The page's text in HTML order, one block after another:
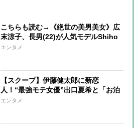
こちらも読む→《絶世の美男美女》広
末涼子、長男(22)が人気モデルShiho
と熱愛「交際は認める」一方で“不
エンタメ
【スクープ】伊藤健太郎に新恋
人！“最強モテ女優”出口夏希と「お泊
まり愛」 元カノと破局後の伊藤がグ
エンタメ